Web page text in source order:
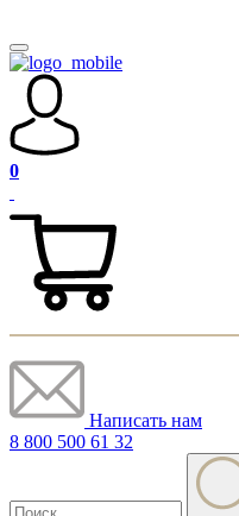
0
Написать нам
8 800 500 61 32